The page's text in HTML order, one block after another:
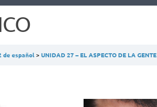
de español UNIDAD 27 – EL ASPECTO DE LA GENTE